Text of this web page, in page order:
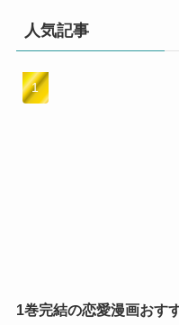
人気記事
1巻完結の恋愛漫画おす